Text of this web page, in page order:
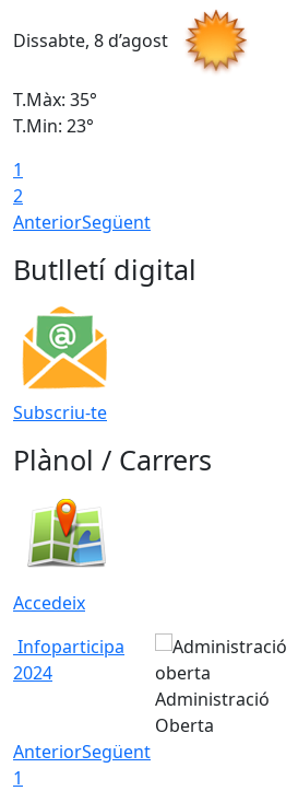
Dissabte, 8 d’agost
T.Màx: 35°
T.Min: 23°
1
2
AnteriorSegüent
Butlletí digital
Subscriu-te
Plànol / Carrers
Accedeix
Infoparticipa
2024
Administració
Oberta
AnteriorSegüent
1